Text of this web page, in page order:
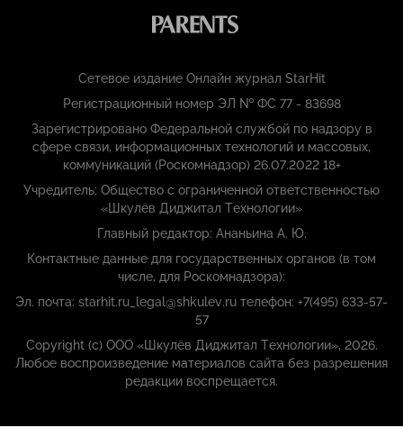
Сетевое издание Онлайн журнал StarHit
Регистрационный номер ЭЛ № ФС 77 - 83698
Зарегистрировано Федеральной службой по надзору в
сфере связи, информационных технологий и массовых,
коммуникаций (Роскомнадзор) 26.07.2022 18+
Учредитель: Общество с ограниченной ответственностью
«Шкулёв Диджитал Технологии»
Главный редактор: Ананьина А. Ю.
Контактные данные для государственных органов (в том
числе, для Роскомнадзора):
Эл. почта: starhit.ru_legal@shkulev.ru телефон: +7(495) 633-57-
57
Copyright (с) ООО «Шкулёв Диджитал Технологии», 2026.
Любое воспроизведение материалов сайта без разрешения
редакции воспрещается.